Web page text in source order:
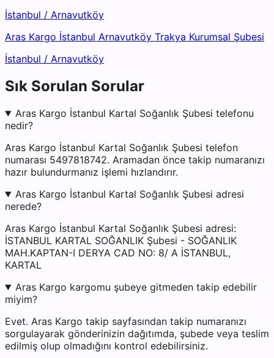
İstanbul / Arnavutköy
Aras Kargo İstanbul Arnavutköy Trakya Kurumsal Şubesi
İstanbul / Arnavutköy
Sık Sorulan Sorular
Aras Kargo İstanbul Kartal Soğanlık Şubesi telefonu
nedir?
Aras Kargo İstanbul Kartal Soğanlık Şubesi telefon
numarası 5497818742. Aramadan önce takip numaranızı
hazır bulundurmanız işlemi hızlandırır.
Aras Kargo İstanbul Kartal Soğanlık Şubesi adresi
nerede?
Aras Kargo İstanbul Kartal Soğanlık Şubesi adresi:
İSTANBUL KARTAL SOĞANLIK Şubesi - SOĞANLIK
MAH.KAPTAN-I DERYA CAD NO: 8/ A İSTANBUL,
KARTAL
Aras Kargo kargomu şubeye gitmeden takip edebilir
miyim?
Evet. Aras Kargo takip sayfasından takip numaranızı
sorgulayarak gönderinizin dağıtımda, şubede veya teslim
edilmiş olup olmadığını kontrol edebilirsiniz.